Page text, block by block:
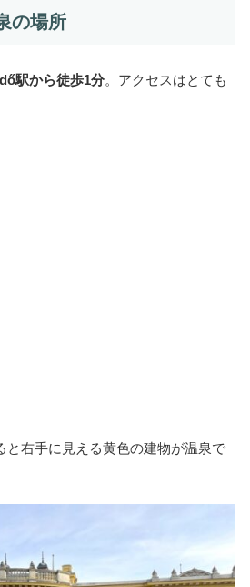
の場所
駅から徒歩1分。アクセスはとても
と右手に見える黄色の建物が温泉で